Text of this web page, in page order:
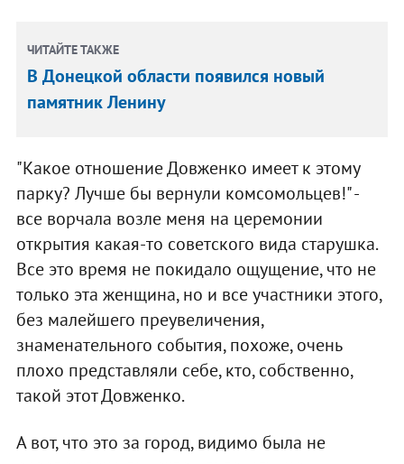
ЧИТАЙТЕ ТАКЖЕ
В Донецкой области появился новый
памятник Ленину
"Какое отношение Довженко имеет к этому
парку? Лучше бы вернули комсомольцев!" -
все ворчала возле меня на церемонии
открытия какая-то советского вида старушка.
Все это время не покидало ощущение, что не
только эта женщина, но и все участники этого,
без малейшего преувеличения,
знаменательного события, похоже, очень
плохо представляли себе, кто, собственно,
такой этот Довженко.
А вот, что это за город, видимо была не